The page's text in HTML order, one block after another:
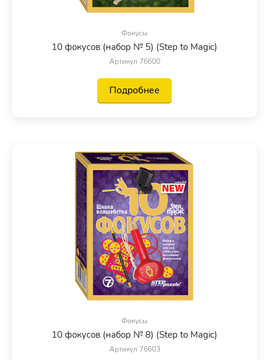
Фокусы
10 фокусов (набор № 5) (Step to Magic)
Артикул 76600
Подробнее
Фокусы
10 фокусов (набор № 8) (Step to Magic)
Артикул 76603